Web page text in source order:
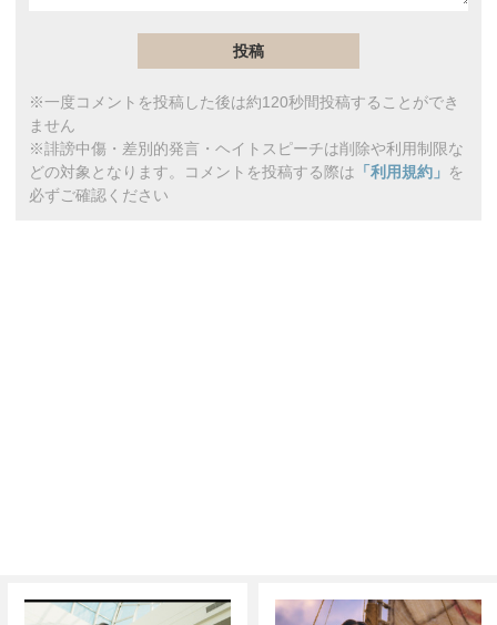
※一度コメントを投稿した後は約120秒間投稿することができ
ません
※誹謗中傷・差別的発言・ヘイトスピーチは削除や利用制限な
どの対象となります。コメントを投稿する際は 「利用規約」 を
必ずご確認ください